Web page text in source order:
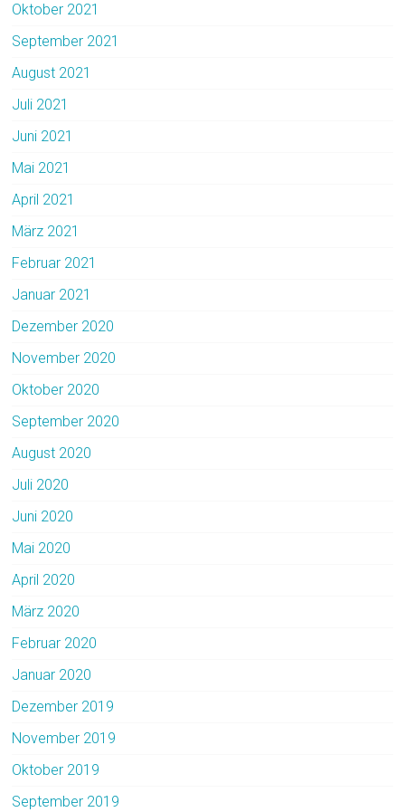
Oktober 2021
September 2021
August 2021
Juli 2021
Juni 2021
Mai 2021
April 2021
März 2021
Februar 2021
Januar 2021
Dezember 2020
November 2020
Oktober 2020
September 2020
August 2020
Juli 2020
Juni 2020
Mai 2020
April 2020
März 2020
Februar 2020
Januar 2020
Dezember 2019
November 2019
Oktober 2019
September 2019